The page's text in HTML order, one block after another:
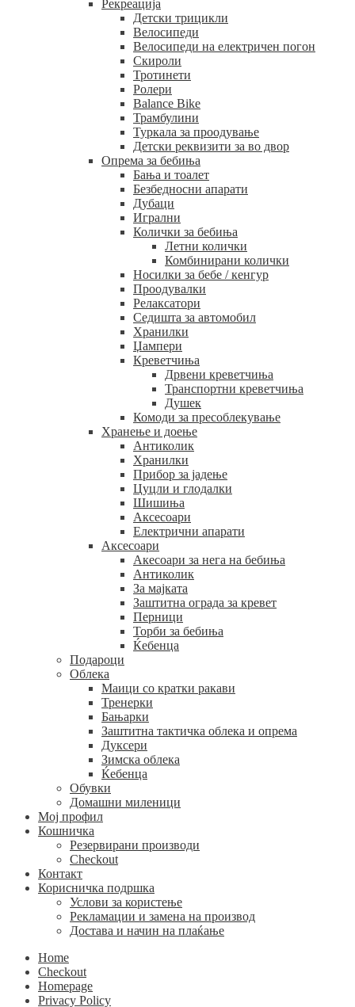
Рекреација
Детски трицикли
Велосипеди
Велосипеди на електричен погон
Скироли
Тротинети
Ролери
Balance Bike
Трамбулини
Туркала за проодување
Детски реквизити за во двор
Опрема за бебиња
Бања и тоалет
Безбедносни апарати
Дубаци
Игрални
Колички за бебиња
Летни колички
Комбинирани колички
Носилки за бебе / кенгур
Проодувалки
Релаксатори
Седишта за автомобил
Хранилки
Џампери
Креветчиња
Дрвени креветчиња
Транспортни креветчиња
Душек
Комоди за пресоблекување
Хранење и доење
Антиколик
Хранилки
Прибор за јадење
Цуцли и глодалки
Шишиња
Аксесоари
Електрични апарати
Аксесоари
Акесоари за нега на бебиња
Антиколик
За мајката
Заштитна ограда за кревет
Перници
Торби за бебиња
Ќебенца
Подароци
Облека
Маици со кратки ракави
Тренерки
Бањарки
Заштитна тактичка облека и опрема
Дуксери
Зимска облека
Ќебенца
Обувки
Домашни миленици
Мој профил
Кошничка
Резервирани производи
Checkout
Контакт
Корисничка подршка
Услови за користење
Рекламации и замена на производ
Достава и начин на плаќање
Home
Checkout
Homepage
Privacy Policy